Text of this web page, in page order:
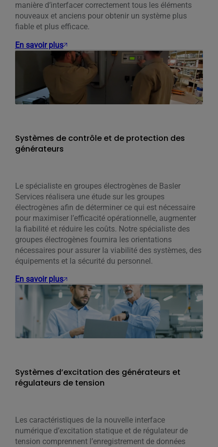
manière d’interfacer correctement tous les éléments
nouveaux et anciens pour obtenir un système plus
fiable et plus efficace.
En savoir plus
Systèmes de contrôle et de protection des
générateurs
Le spécialiste en groupes électrogènes de Basler
Services réalisera une étude sur les groupes
électrogènes afin de déterminer ce qui est nécessaire
pour maximiser l’efficacité opérationnelle, augmenter
la fiabilité et réduire les coûts. Notre spécialiste des
groupes électrogènes fournira les orientations
nécessaires pour assurer la viabilité des systèmes, des
équipements et la sécurité du personnel.
En savoir plus
Systèmes d’excitation des générateurs et
régulateurs de tension
Les caractéristiques de la nouvelle interface
numérique d’excitation statique et de régulateur de
tension comprennent l’enregistrement de données